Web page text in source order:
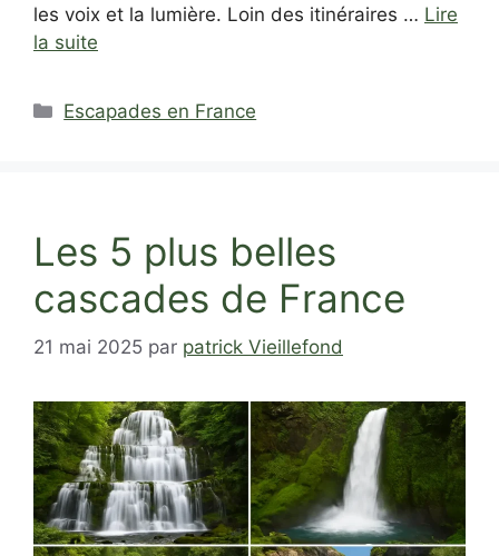
les voix et la lumière. Loin des itinéraires … Lire
la suite
Catégories
Escapades en France
Les 5 plus belles
cascades de France
21 mai 2025 par patrick Vieillefond